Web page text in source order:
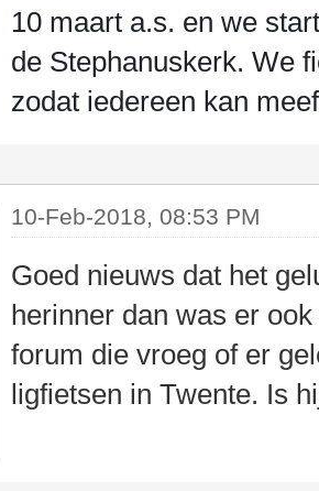
10 maart a.s. en we
de Stephanuskerk. We
zodat iedereen kan
10-Feb-2018, 08:53 PM
Goed nieuws dat het
herinner dan was er
forum die vroeg of er
ligfietsen in Twente. Is